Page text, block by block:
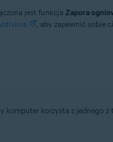
jest funkcja Zapora
, aby zapewnić sobie
komputer korzysta z jednego z